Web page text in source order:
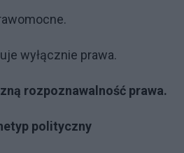
wyłącznie prawa.
rozpoznawalność prawa.
polityczny